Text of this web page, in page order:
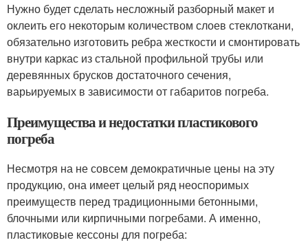
Нужно будет сделать несложный разборный макет и
оклеить его некоторым количеством слоев стеклоткани,
обязательно изготовить ребра жесткости и смонтировать
внутри каркас из стальной профильной трубы или
деревянных брусков достаточного сечения,
варьируемых в зависимости от габаритов погреба.
Преимущества и недостатки пластикового
погреба
Несмотря на не совсем демократичные цены на эту
продукцию, она имеет целый ряд неоспоримых
преимуществ перед традиционными бетонными,
блочными или кирпичными погребами. А именно,
пластиковые кессоны для погреба: